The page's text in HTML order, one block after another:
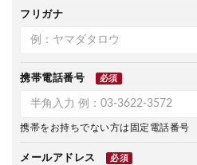
フリガナ
携帯電話番号 必須
携帯をお持ちでない方は固定電話番号
メールアドレス 必須